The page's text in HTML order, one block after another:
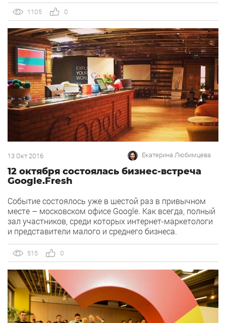
покидало. Краснодар стал первым городом, который
решили посетить организаторы в рамках выездного
формата.
1105 0
13 Окт 2016 Екатерина Любимцева
12 октября состоялась бизнес-встреча
Google.Fresh
Событие состоялось уже в шестой раз в привычном
месте – московском офисе Google. Как всегда, полный
зал участников, среди которых интернет-маркетологи
и представители малого и среднего бизнеса.
515 0